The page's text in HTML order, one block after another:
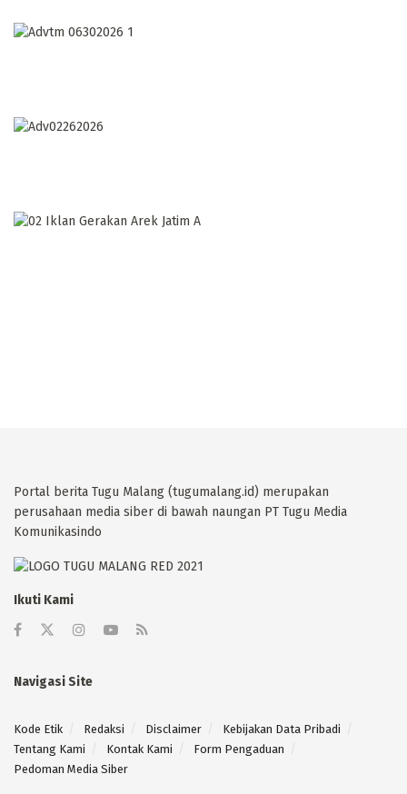
Portal berita Tugu Malang (tugumalang.id) merupakan
perusahaan media siber di bawah naungan PT Tugu Media
Komunikasindo
Ikuti Kami
Navigasi Site
Kode Etik Redaksi Disclaimer
Kebijakan Data Pribadi
Tentang Kami
Kontak Kami
Form Pengaduan
Pedoman Media Siber